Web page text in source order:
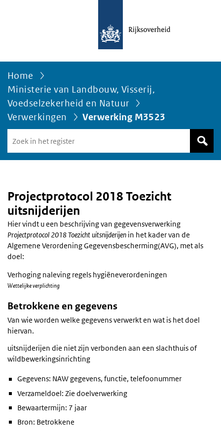
Home
Ministerie van Landbouw, Visserij,
Voedselzekerheid en Natuur
Verwerkingen
Verwerking M3523
in
het
Projectprotocol 2018 Toezicht
uitsnijderijen
Hier vindt u een beschrijving van gegevensverwerking
Projectprotocol 2018 Toezicht uitsnijderijen in het kader van de
Algemene Verordening Gegevensbescherming(AVG), met als
doel:
Verhoging naleving regels hygiëneverordeningen
Wettelijke verplichting
Betrokkene en gegevens
Van wie worden welke gegevens verwerkt en wat is het doel
hiervan.
uitsnijderijen die niet zijn verbonden aan een slachthuis of
wildbewerkingsinrichting
Gegevens: NAW gegevens, functie, telefoonummer
Verzameldoel: Zie doelverwerking
Bewaartermijn: 7 jaar
Bron: Betrokkene